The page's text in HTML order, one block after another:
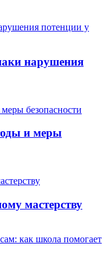
нарушения
и меры
мастерству